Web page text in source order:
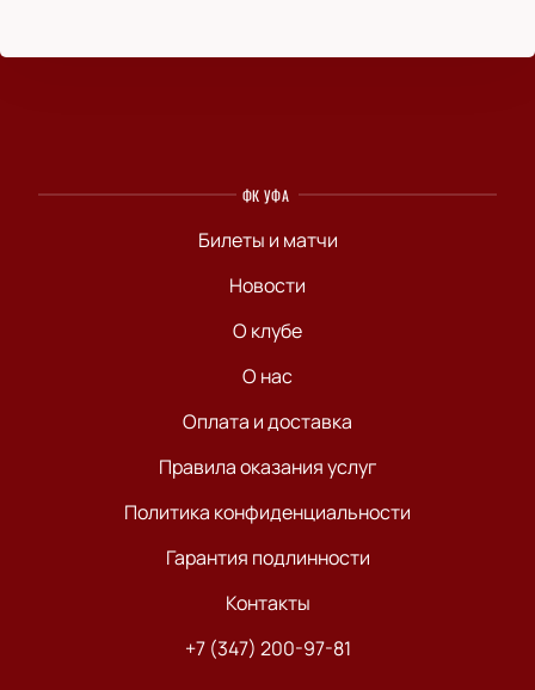
ФК УФА
Билеты и матчи
Новости
О клубе
О нас
Оплата и доставка
Правила оказания услуг
Политика конфиденциальности
Гарантия подлинности
Контакты
+7 (347) 200-97-81